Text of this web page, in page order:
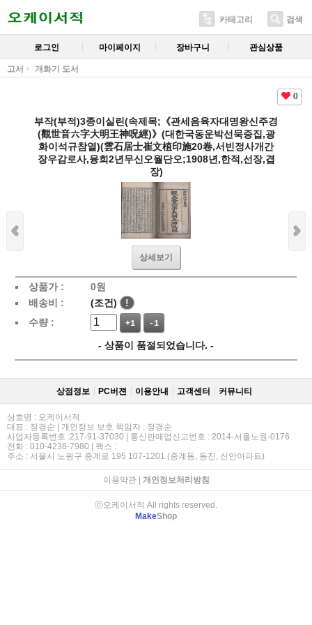
카테고리 검색
로그인 마이페이지 장바구니 관심상품
고서 개화기 도서
0
부작(부적)3종이실린(속제목;《관세음육자대명왕신주경
(觀世音六字大明王神呪經)》(대한국동운박선묵증집,광
화이석규참열)(雲石居士崔文植印施20卷,서빈정사개간
장우감로사,융희2년무신오월단오;1908년,한적,선장,겹
장)
상세보기
상품가 : 0원
배송비 :
(조건)
!
수량 :
+1 -1
- 상품이 품절되었습니다. -
상점정보 PC버젼 이용안내 고객센터 커뮤니티
상호명 : 오케이서적
대표 : 정경순 | 개인정보 보호 책임자 : 정경순
사업자등록번호 :217-91-37030 | 통신판매업신고번호 : 2014-서울노원-0176
전화 : 010-4238-7980 | 팩스 :
주소 : 서울시 노원구 중계로 195 107-1201 (중계동, 동진, 신안아파트)
이용약관| 개인정보처리방침
ⓒ오케이서적 All rights reserved.
MakeShop